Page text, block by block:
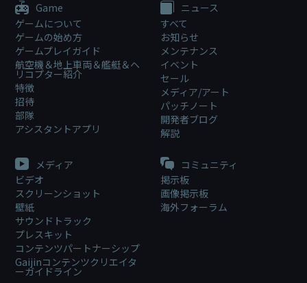
Game
ゲームについて
ゲームの始め方
ゲームプレイガイド
航空機＆地上車両＆艦艇＆ヘ
リコプター紹介
特徴
招待
部隊
アシスタントアプリ
ニュース
すべて
お知らせ
メンテナンス
イベント
セール
メディア/アート
パッチノート
開発者ブログ
解説
メディア
ビデオ
スクリーンショット
壁紙
サウンドトラック
プレスキット
コンテンツパートナーシップ
Gaijinコンテンツクリエイタ
ーガイドライン
コミュニティ
掲示板
画像掲示板
海外フォーラム